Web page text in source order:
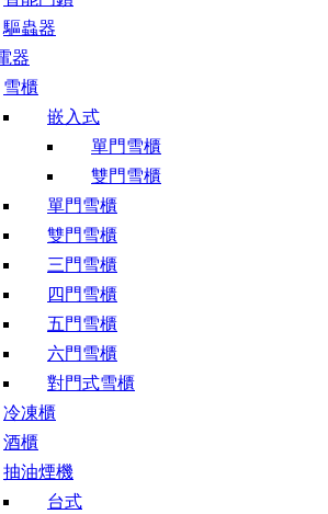
驅蟲器
器
雪櫃
嵌入式
單門雪櫃
雙門雪櫃
單門雪櫃
雙門雪櫃
三門雪櫃
四門雪櫃
五門雪櫃
六門雪櫃
對門式雪櫃
冷凍櫃
酒櫃
抽油煙機
台式